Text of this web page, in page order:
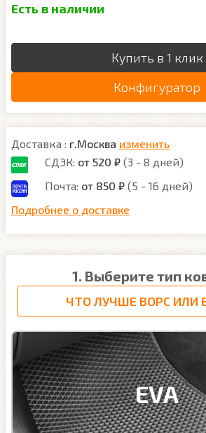
Есть в наличии
Купить в 1 клик
Конфигуратор
Доставка : г.Москва изменить
СДЭК: от 520 ₽ (3 - 8 дней)
Почта: от 850 ₽ (5 - 16 дней)
Подробнее о доставке
1. Выберите тип
ЧТО ЛУЧШЕ ВОРС ИЛИ
EVA